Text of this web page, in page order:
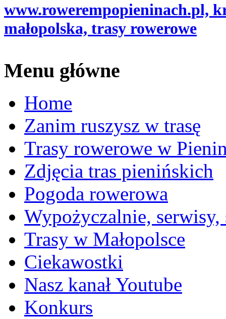
www.rowerempopieninach.pl,
małopolska, trasy rowerowe
Menu główne
Home
Zanim ruszysz w trasę
Trasy rowerowe w
Zdjęcia tras pienińskich
Pogoda rowerowa
Wypożyczalnie, serwisy,
Trasy w Małopolsce
Ciekawostki
Nasz kanał Youtube
Konkurs